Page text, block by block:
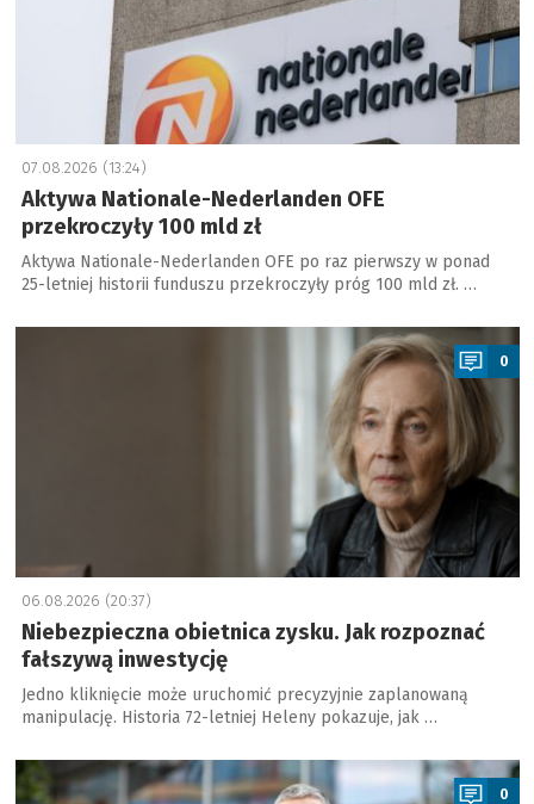
07.08.2026 (13:24)
Aktywa Nationale-Nederlanden OFE
przekroczyły 100 mld zł
Aktywa Nationale-Nederlanden OFE po raz pierwszy w ponad
25-letniej historii funduszu przekroczyły próg 100 mld zł. …
a
0
06.08.2026 (20:37)
Niebezpieczna obietnica zysku. Jak rozpoznać
fałszywą inwestycję
Jedno kliknięcie może uruchomić precyzyjnie zaplanowaną
manipulację. Historia 72-letniej Heleny pokazuje, jak …
a
0